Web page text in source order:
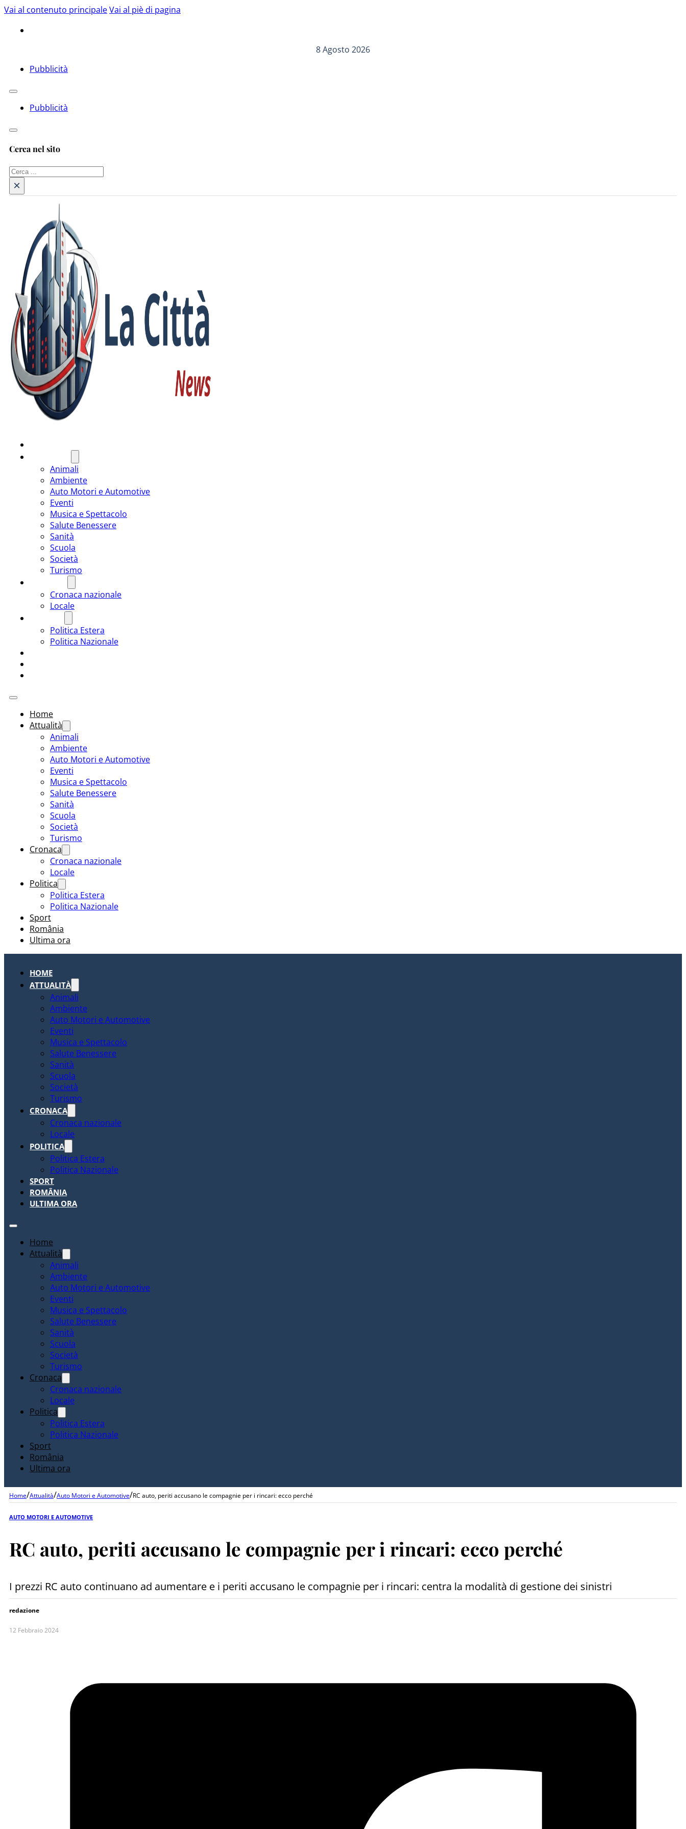
Vai al contenuto principaleVai al piè di pagina
8 Agosto 2026
Pubblicità
Pubblicità
Cerca nel sito
Cerca
×
Animali
Ambiente
Auto Motori e Automotive
Eventi
Musica e Spettacolo
Salute Benessere
Sanità
Scuola
Società
Turismo
Cronaca nazionale
Locale
Politica Estera
Politica Nazionale
Home
Attualità
Animali
Ambiente
Auto Motori e Automotive
Eventi
Musica e Spettacolo
Salute Benessere
Sanità
Scuola
Società
Turismo
Cronaca
Cronaca nazionale
Locale
Politica
Politica Estera
Politica Nazionale
Sport
România
Ultima ora
HOME
ATTUALITÀ
Animali
Ambiente
Auto Motori e Automotive
Eventi
Musica e Spettacolo
Salute Benessere
Sanità
Scuola
Società
Turismo
CRONACA
Cronaca nazionale
Locale
POLITICA
Politica Estera
Politica Nazionale
SPORT
ROMÂNIA
ULTIMA ORA
Home
Attualità
Animali
Ambiente
Auto Motori e Automotive
Eventi
Musica e Spettacolo
Salute Benessere
Sanità
Scuola
Società
Turismo
Cronaca
Cronaca nazionale
Locale
Politica
Politica Estera
Politica Nazionale
Sport
România
Ultima ora
Home/Attualità/Auto Motori e Automotive/RC auto, periti accusano le compagnie per i rincari: ecco perché
AUTO MOTORI E AUTOMOTIVE
RC auto, periti accusano le compagnie per i rincari: ecco perché
I prezzi RC auto continuano ad aumentare e i periti accusano le compagnie per i rincari: centra la modalità di gestione dei sinistri
redazione
12 Febbraio 2024